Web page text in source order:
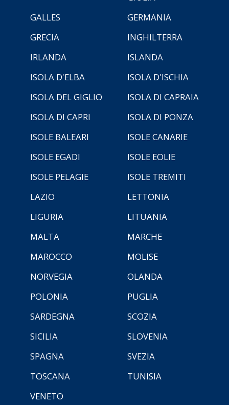
GALLES
GERMANIA
GRECIA
INGHILTERRA
IRLANDA
ISLANDA
ISOLA D'ELBA
ISOLA D'ISCHIA
ISOLA DEL GIGLIO
ISOLA DI CAPRAIA
ISOLA DI CAPRI
ISOLA DI PONZA
ISOLE BALEARI
ISOLE CANARIE
ISOLE EGADI
ISOLE EOLIE
ISOLE PELAGIE
ISOLE TREMITI
LAZIO
LETTONIA
LIGURIA
LITUANIA
MALTA
MARCHE
MAROCCO
MOLISE
NORVEGIA
OLANDA
POLONIA
PUGLIA
SARDEGNA
SCOZIA
SICILIA
SLOVENIA
SPAGNA
SVEZIA
TOSCANA
TUNISIA
VENETO